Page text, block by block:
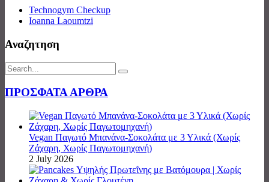
Technogym Checkup
Ioanna Laoumtzi
Αναζητηση
ΠΡΟΣΦΑΤΑ ΑΡΘΡΑ
Vegan Παγωτό Μπανάνα-Σοκολάτα με 3 Υλικά (Χωρίς
Ζάχαρη, Χωρίς Παγωτομηχανή)
2 July 2026